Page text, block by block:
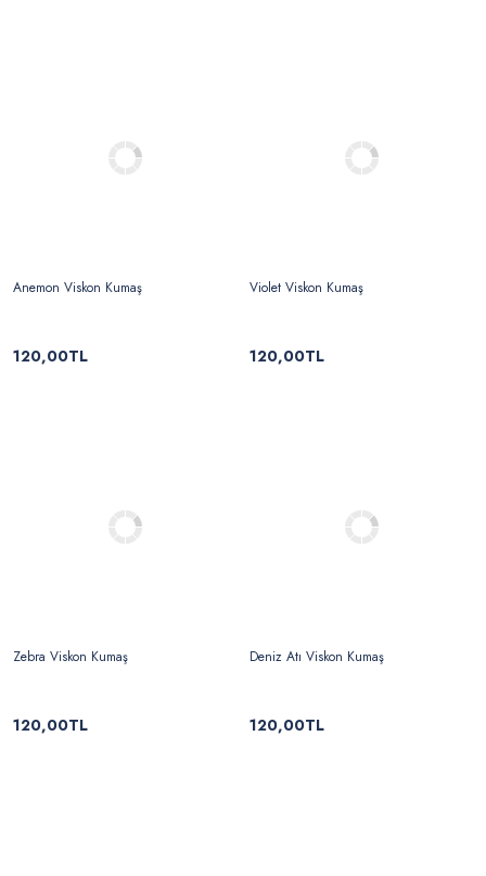
Anemon Viskon Kumaş
120,00TL
Violet Viskon Kumaş
120,00TL
Zebra Viskon Kumaş
120,00TL
Deniz Atı Viskon Kumaş
120,00TL